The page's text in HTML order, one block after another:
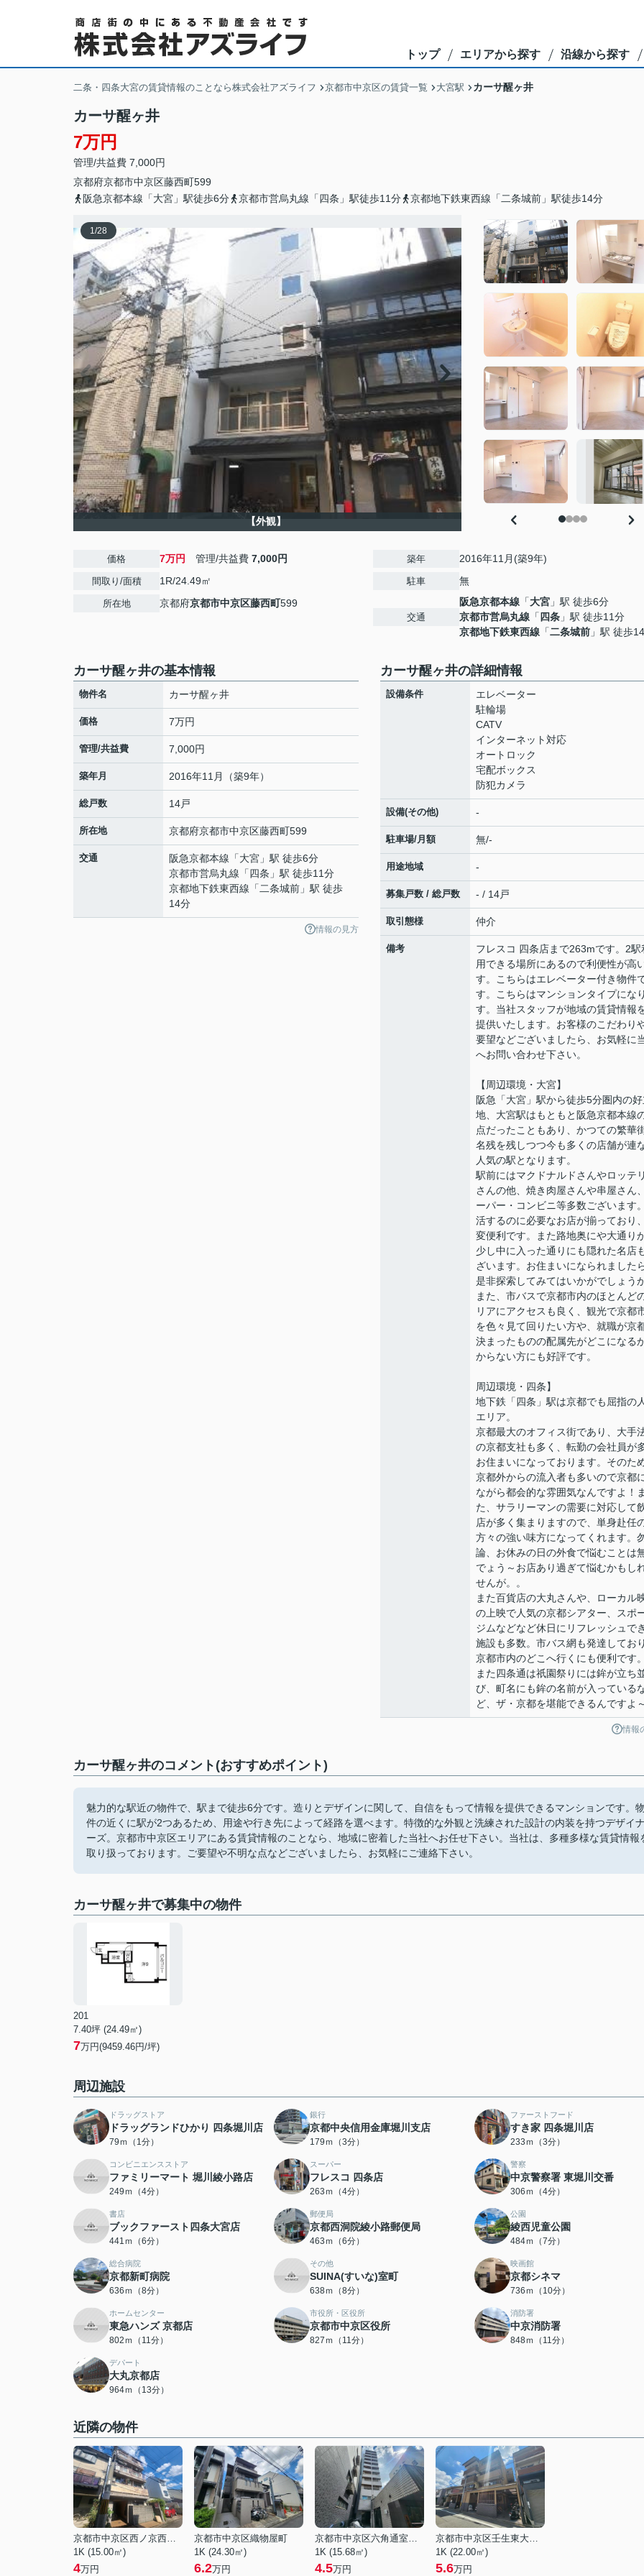
トップ エリアから探す 沿線から探す
二条・四条大宮の賃貸情報のことなら株式会社アズライフ 京都市中京区の賃貸一覧 大宮駅 カーサ醒ヶ井
カーサ醒ヶ井
7万円
管理/共益費 7,000円
京都府京都市中京区藤西町599
阪急京都本線「大宮」駅徒歩6分
京都市営烏丸線「四条」駅徒歩11分 京都地下鉄東西線「二条城前」駅徒歩14分
1/28
【外観】
価格 7万円 管理/共益費 7,000円
間取り/面積 1R/24.49㎡
所在地 京都府京都市中京区藤西町599
築年 2016年11月(築9年)
駐車 無
交通
阪急京都本線 「大宮 」駅 徒歩6分
京都市営烏丸線 「 四条 」駅 徒歩11分
京都地下鉄東西線 「二条城前 」駅 徒歩
カーサ醒ヶ井の基本情報
物件名 カーサ醒ヶ井
価格 7万円
管理/共益費 7,000円
築年月 2016年11月（築9年）
総戸数 14戸
所在地 京都府京都市中京区藤西町599
交通 阪急京都本線 「大宮 」駅 徒歩6分
京都市営烏丸線 「四条 」駅 徒歩11分
京都地下鉄東西線 「 二条城前 」駅 徒歩
14分
情報の見方
カーサ醒ヶ井の詳細情報
設備条件
エレベーター
駐輪場
CATV
インターネット対応
オートロック
宅配ボックス
防犯カメラ
設備(その他) -
駐車場/月額 無/-
用途地域 -
募集戸数 / 総戸数 - / 14戸
取引態様 仲介
備考
フレスコ 四条店まで263mです。2駅
用できる場所にあるので利便性が高
す。こちらはエレベーター付き物件
す。こちらはマンションタイプにな
す。当社スタッフが地域の賃貸情報
提供いたします。お客様のこだわり
要望などございましたら、お気軽に
へお問い合わせ下さい。
【周辺環境・大宮】
阪急「大宮」駅から徒歩5分圏内の
地、大宮駅はもともと阪急京都本線
点だったこともあり、かつての繁華
名残を残しつつ今も多くの店舗が連
人気の駅となります。
駅前にはマクドナルドさんやロッテ
さんの他、焼き肉屋さんや串屋さん
ーパー・コンビニ等多数ございます
活するのに必要なお店が揃っており
変便利です。また路地奥にや大通り
少し中に入った通りにも隠れた名店
ざいます。お住まいになられました
是非探索してみてはいかがでしょう
また、市バスで京都市内のほとんど
リアにアクセスも良く、観光で京都
を色々見て回りたい方や、就職が京
決まったものの配属先がどこになる
からない方にも好評です。
周辺環境・四条】
地下鉄「四条」駅は京都でも屈指の
エリア。
京都最大のオフィス街であり、大手
の京都支社も多く、転勤の会社員が
お住まいになっております。そのた
京都外からの流入者も多いので京都
ながら都会的な雰囲気なんですよ！
た、サラリーマンの需要に対応して
店が多く集まりますので、単身赴任
方々の強い味方になってくれます。
論、お休みの日の外食で悩むことは
でょう～お店あり過ぎて悩むかもし
せんが。。
また百貨店の大丸さんや、ローカル
の上映で人気の京都シアター、スポ
ジムなどなど休日にリフレッシュで
施設も多数。市バス網も発達してお
京都市内のどこへ行くにも便利です
また四条通は祇園祭りには鉾が立ち
び、町名にも鉾の名前が入っている
ど、ザ・京都を堪能できるんですよ
情報
カーサ醒ヶ井のコメント(おすすめポイント)
魅力的な駅近の物件で、駅まで徒歩6分です。造りとデザインに関して、自信をもって情報を提供できるマンションです。
件の近くに駅が2つあるため、用途や行き先によって経路を選べます。特徴的な外観と洗練された設計の内装を持つデザイ
ーズ。京都市中京区エリアにある賃貸情報のことなら、地域に密着した当社へお任せ下さい。当社は、多種多様な賃貸情報
取り扱っております。ご要望や不明な点などございましたら、お気軽にご連絡下さい。
カーサ醒ヶ井で募集中の物件
201
7.40坪 (24.49㎡)
7万円(9459.46円/坪)
周辺施設
ドラッグストア
ドラッグランドひかり 四条堀川店
79ｍ（1分）
銀行
京都中央信用金庫堀川支店
179ｍ（3分）
ファーストフード
すき家 四条堀川店
233ｍ（3分）
コンビニエンスストア
ファミリーマート 堀川綾小路店
249ｍ（4分）
スーパー
フレスコ 四条店
263ｍ（4分）
警察
中京警察署 東堀川交番
306ｍ（4分）
書店
ブックファースト四条大宮店
441ｍ（6分）
郵便局
京都西洞院綾小路郵便局
463ｍ（6分）
公園
綾西児童公園
484ｍ（7分）
総合病院
京都新町病院
636ｍ（8分）
その他
SUINA(すいな)室町
638ｍ（8分）
映画館
京都シネマ
736ｍ（10分）
ホームセンター
東急ハンズ 京都店
802ｍ（11分）
市役所・区役所
京都市中京区役所
827ｍ（11分）
消防署
中京消防署
848ｍ（11分）
デパート
大丸京都店
964ｍ（13分）
近隣の物件
京都市中京区西ノ京西月光町
1K (15.00㎡)
4万円
京都市中京区織物屋町
1K (24.30㎡)
6.2万円
京都市中京区六角通室町西入玉蔵町
1K (15.68㎡)
4.5万円
京都市中京区壬生東大竹町
1K (22.00㎡)
5.6万円